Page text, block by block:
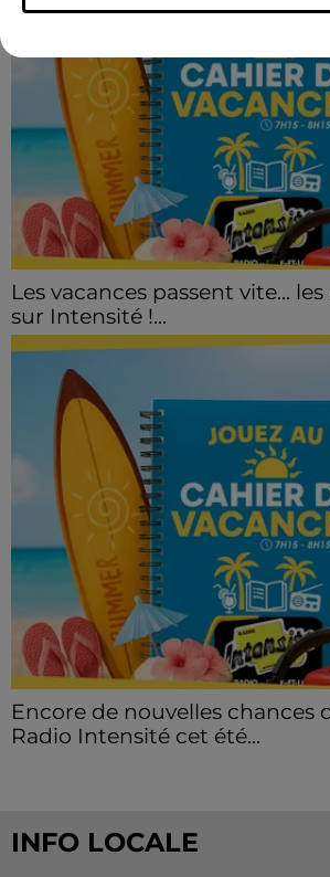
Les vacances passent vite...
sur Intensité !...
Encore de nouvelles chances
Radio Intensité cet été...
INFO LOCALE